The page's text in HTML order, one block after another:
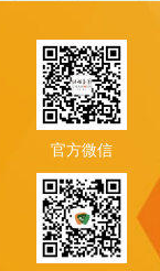
官方微信